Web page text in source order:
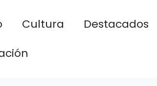
Cultura Destacados